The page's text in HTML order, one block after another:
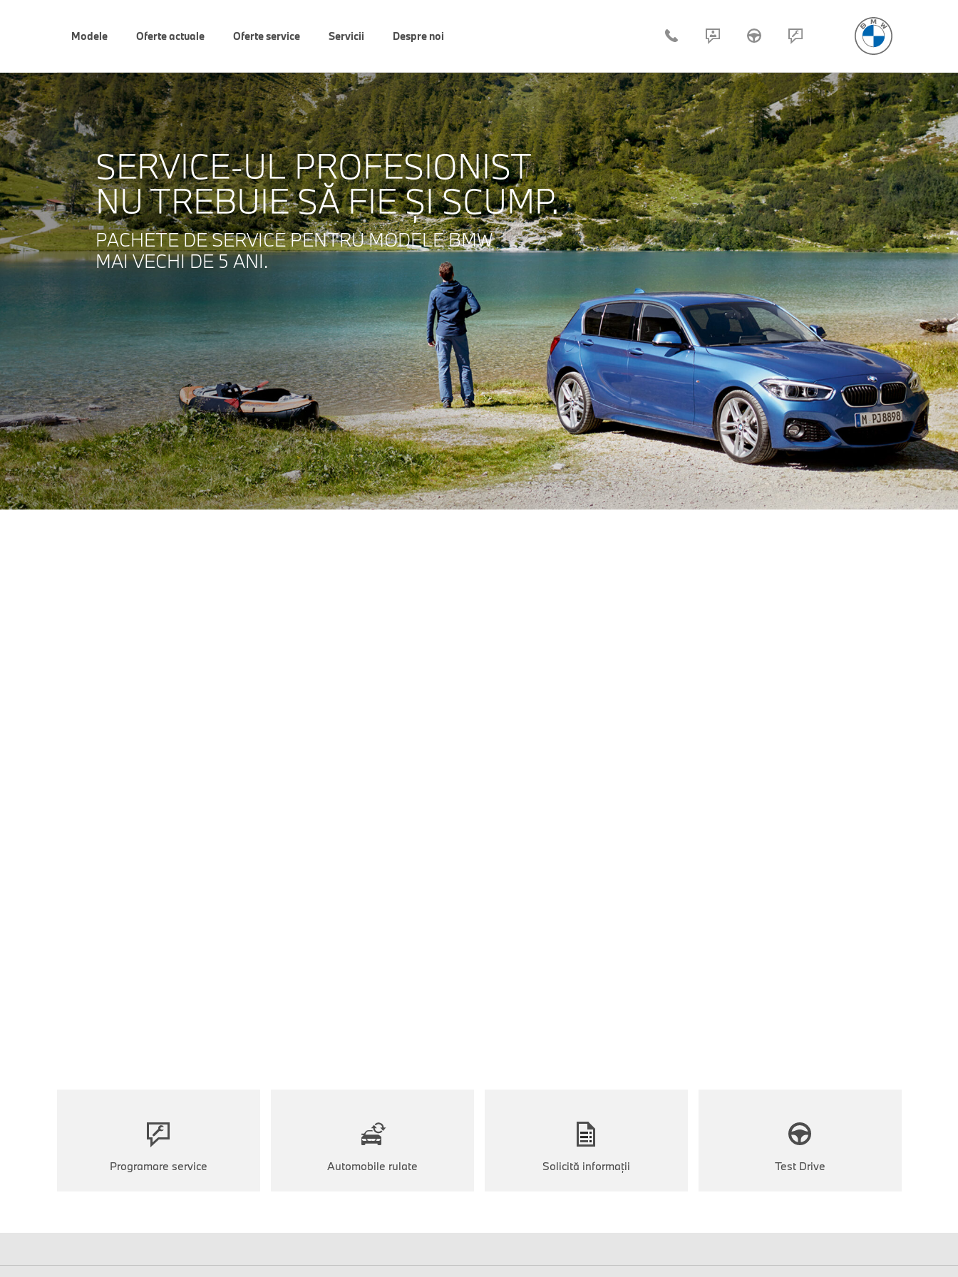
Modele Oferte actuale Oferte service Servicii Despre noi
SERVICE-UL PROFESIONIST
NU TREBUIE SĂ FIE ŞI SCUMP.
PACHETE DE SERVICE PENTRU MODELE BMW
MAI VECHI DE 5 ANI.
Programare service Automobile rulate Solicită informaţii Test Drive